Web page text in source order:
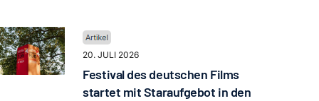
20. JULI 2026
Festival des deutschen Films
startet mit Staraufgebot in den